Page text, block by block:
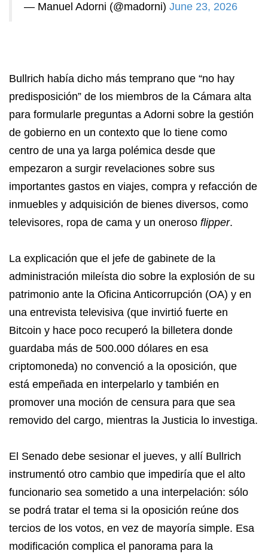
— Manuel Adorni (@madorni) June 23, 2026
Bullrich había dicho más temprano que “no hay
predisposición” de los miembros de la Cámara alta
para formularle preguntas a Adorni sobre la gestión
de gobierno en un contexto que lo tiene como
centro de una ya larga polémica desde que
empezaron a surgir revelaciones sobre sus
importantes gastos en viajes, compra y refacción de
inmuebles y adquisición de bienes diversos, como
televisores, ropa de cama y un oneroso flipper.
La explicación que el jefe de gabinete de la
administración mileísta dio sobre la explosión de su
patrimonio ante la Oficina Anticorrupción (OA) y en
una entrevista televisiva (que invirtió fuerte en
Bitcoin y hace poco recuperó la billetera donde
guardaba más de 500.000 dólares en esa
criptomoneda) no convenció a la oposición, que
está empeñada en interpelarlo y también en
promover una moción de censura para que sea
removido del cargo, mientras la Justicia lo investiga.
El Senado debe sesionar el jueves, y allí Bullrich
instrumentó otro cambio que impediría que el alto
funcionario sea sometido a una interpelación: sólo
se podrá tratar el tema si la oposición reúne dos
tercios de los votos, en vez de mayoría simple. Esa
modificación complica el panorama para la